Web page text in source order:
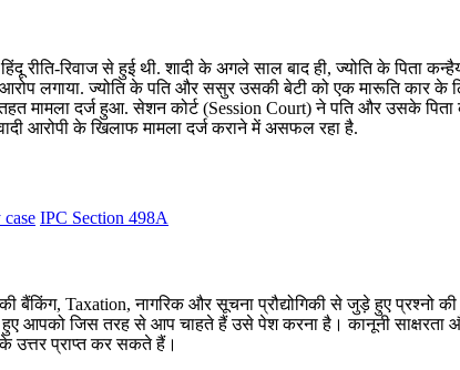
रीति-रिवाज से हुई थी. शादी के अगले साल बाद ही, ज्योति के पिता
आरोप लगाया. ज्योति के पति और ससुर उसकी बेटी को एक मारूति कार
दर्ज हुआ. सेशन कोर्ट (Session Court) ने पति और उसके पिता को
आरोपी के खिलाफ मामला दर्ज कराने में असफल रहा है.
IPC Section 498A
बैंकिंग, Taxation, नागरिक और सूचना प्रौद्योगिकी से जुड़े हुए
हुए आपको जिस तरह से आप चाहते हैं उसे पेश करना है। कानूनी
उत्तर प्राप्त कर सकते हैं।